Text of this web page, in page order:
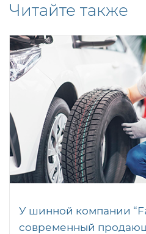
Читайте также
У шинной компании
современный